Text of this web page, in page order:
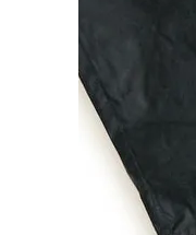
OFFICIAL WEB SITE
ACCOUNT MENU
ようこそ ゲスト 様
person